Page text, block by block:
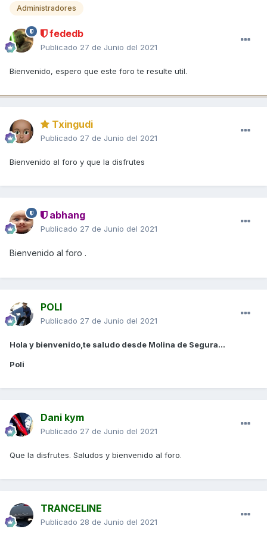
Administradores
fededb
Publicado 27 de Junio del 2021
Bienvenido, espero que este foro te resulte util.
Txingudi
Publicado 27 de Junio del 2021
Bienvenido al foro y que la disfrutes
abhang
Publicado 27 de Junio del 2021
Bienvenido al foro .
POLI
Publicado 27 de Junio del 2021
Hola y bienvenido,te saludo desde Molina de Segura...
Poli
Dani kym
Publicado 27 de Junio del 2021
Que la disfrutes. Saludos y bienvenido al foro.
TRANCELINE
Publicado 28 de Junio del 2021